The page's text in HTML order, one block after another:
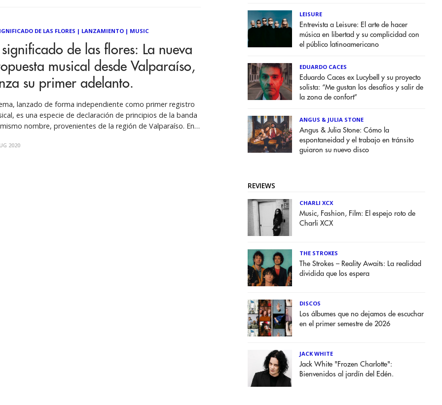
DE LAS FLORES | LANZAMIENTO| MUSIC
significado de las flores: La nueva
musical desde Valparaíso,
su primer adelanto.
lanzado de forma independiente como primer registro
es una especie de declaración de principios de la banda
nombre, provenientes de la región de Valparaíso. En
la banda porteña El significado de las flores, se
2020
LEISURE
Entrevista a Leisure: El arte de hacer
música en libertad y su complicidad con
el público latinoamericano
EDUARDO CACES
Eduardo Caces ex Lucybell y su proyecto
solista: “Me gustan los desafíos y salir de
la zona de confort”
ANGUS & JULIA STONE
Angus & Julia Stone: Cómo la
espontaneidad y el trabajo en tránsito
guiaron su nuevo disco
REVIEWS
CHARLI XCX
Music, Fashion, Film: El espejo roto de
Charli XCX
THE STROKES
The Strokes – Reality Awaits: La realidad
dividida que los espera
DISCOS
Los álbumes que no dejamos de escuchar
en el primer semestre de 2026
JACK WHITE
Jack White "Frozen Charlotte":
Bienvenidos al jardín del Edén.